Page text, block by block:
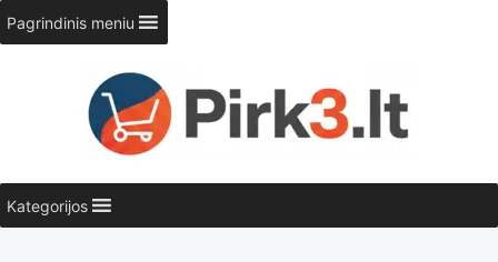
Pereiti
prie
turinio
Pagrindinis meniu
Kategorijos